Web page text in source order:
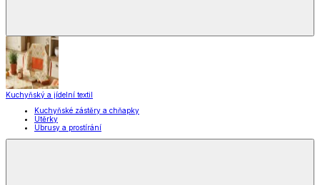
Kuchyňský a jídelní textil
Kuchyňské zástěry a chňapky
Utěrky
Ubrusy a prostírání